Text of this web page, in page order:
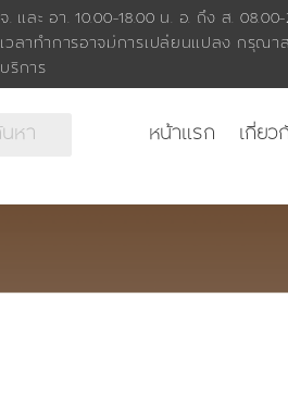
จ. และ อา. 10.00-18.00 น. อ. ถึง ส.
เวลาทำการอาจมีการเปลี่ยนแปลง กรุณา
บริการ
หน้าแรก
เกี่ยว